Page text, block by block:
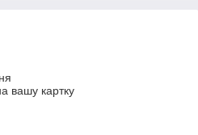
вашу картку